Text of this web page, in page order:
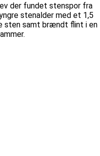
der fundet stenspor fra
stenalder med et 1,5
sten samt brændt flint i en